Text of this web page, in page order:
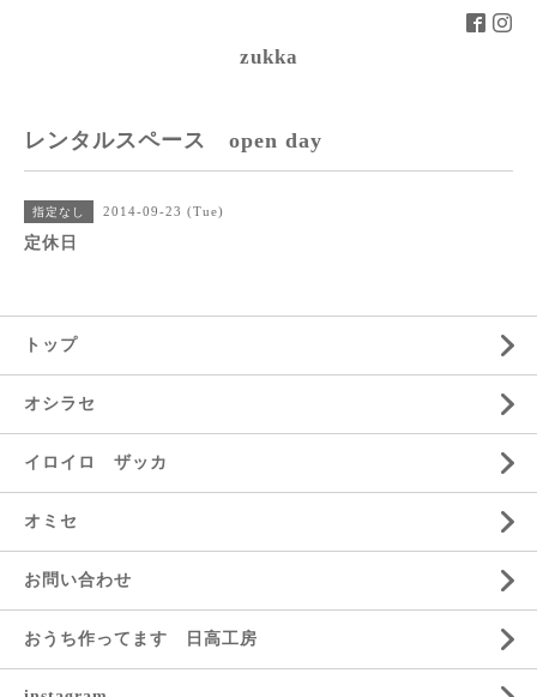
zukka
レンタルスペース open day
指定なし 2014-09-23 (Tue)
定休日
トップ
オシラセ
イロイロ ザッカ
オミセ
お問い合わせ
おうち作ってます 日高工房